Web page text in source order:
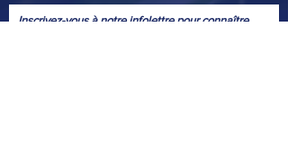
Inscrivez-vous à notre infolettre pour connaître